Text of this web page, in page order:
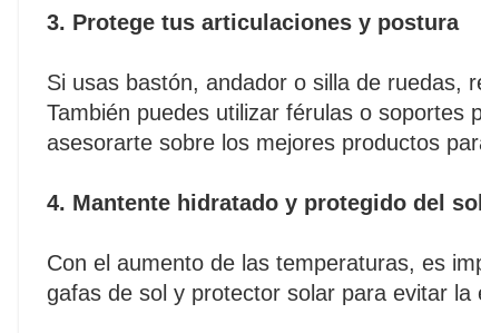
3. Protege tus articulaciones y postura
Si usas bastón, andador o silla de ruedas,
También puedes utilizar férulas o
asesorarte sobre los mejores productos
4. Mantente hidratado y protegido del sol
Con el aumento de las temperaturas, es
gafas de sol y protector solar para evitar la